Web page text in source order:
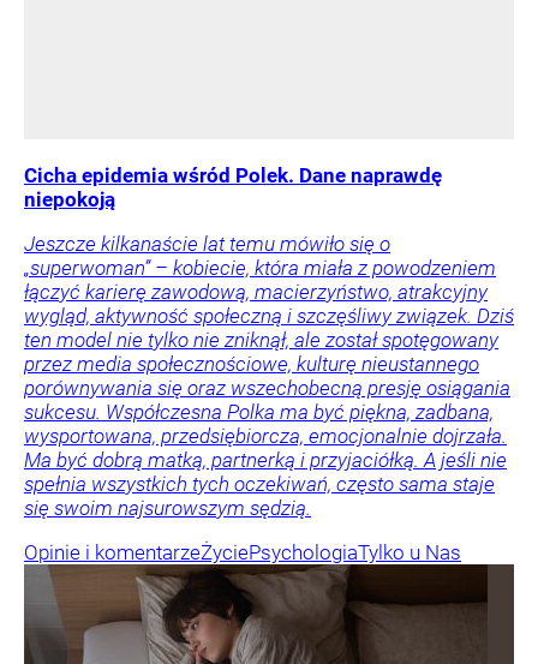
Cicha epidemia wśród Polek. Dane naprawdę
niepokoją
Jeszcze kilkanaście lat temu mówiło się o
„superwoman” – kobiecie, która miała z powodzeniem
łączyć karierę zawodową, macierzyństwo, atrakcyjny
wygląd, aktywność społeczną i szczęśliwy związek. Dziś
ten model nie tylko nie zniknął, ale został spotęgowany
przez media społecznościowe, kulturę nieustannego
porównywania się oraz wszechobecną presję osiągania
sukcesu. Współczesna Polka ma być piękna, zadbana,
wysportowana, przedsiębiorcza, emocjonalnie dojrzała.
Ma być dobrą matką, partnerką i przyjaciółką. A jeśli nie
spełnia wszystkich tych oczekiwań, często sama staje
się swoim najsurowszym sędzią.
Opinie i komentarzeŻyciePsychologiaTylko u Nas